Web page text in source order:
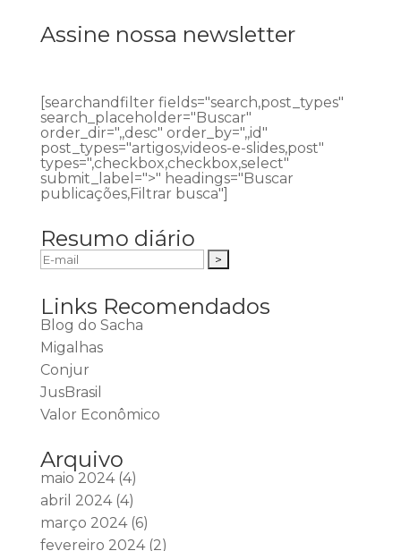
Assine nossa newsletter
[searchandfilter fields="search,post_types"
search_placeholder="Buscar"
order_dir=",,desc" order_by=",,id"
post_types="artigos,videos-e-slides,post"
types=",checkbox,checkbox,select"
submit_label=">" headings="Buscar
publicações,Filtrar busca"]
Resumo diário
Links Recomendados
Blog do Sacha
Migalhas
Conjur
JusBrasil
Valor Econômico
Arquivo
maio 2024(4)
abril 2024(4)
março 2024(6)
fevereiro 2024(2)